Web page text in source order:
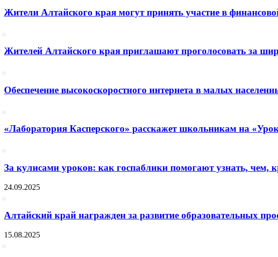
Жители Алтайского края могут принять участие в
Жителей Алтайского края приглашают проголосовать за
Обеспечение высокоскоростного интернета в малых
«Лаборатория Касперского» расскажет школьникам на
За кулисами уроков: как госпаблики помогают узнать, чем,
24.09.2025
Алтайский край награжден за развитие образовательных
15.08.2025